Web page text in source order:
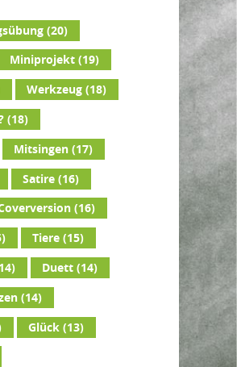
(20)
Miniprojekt (19)
Werkzeug (18)
(18)
Mitsingen (17)
Satire (16)
(16)
Tiere (15)
Duett (14)
(14)
Glück (13)